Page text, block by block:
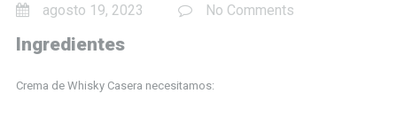
agosto 19, 2023 No Comments
Ingredientes
Crema de Whisky Casera necesitamos: